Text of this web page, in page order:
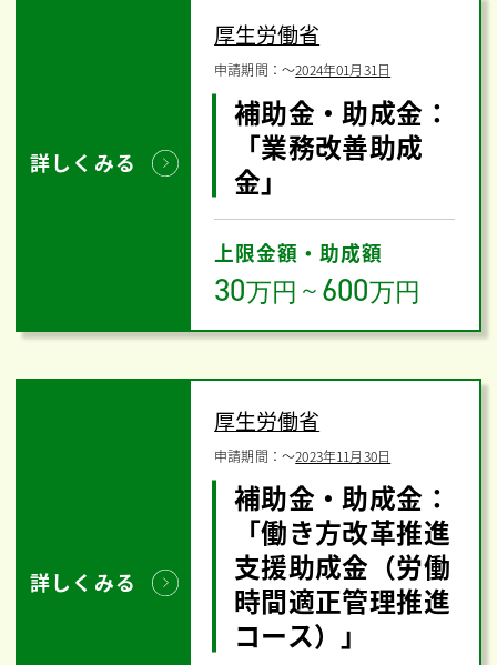
詳しくみる
厚生労働省
申請期間：〜2024年01月31日
補助金・助成金：
「業務改善助成
金」
上限金額・助成額
30万円 ～ 600万円
詳しくみる
厚生労働省
申請期間：〜2023年11月30日
補助金・助成金：
「働き方改革推進
支援助成金（労働
時間適正管理推進
コース）」